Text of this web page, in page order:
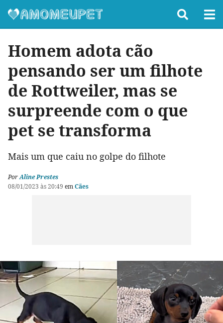
Homem adota cão
pensando ser um filhote
de Rottweiler, mas se
surpreende com o que
pet se transforma
Mais um que caiu no golpe do filhote
PorAline Prestes
08/01/2023 às 20:49 emCães